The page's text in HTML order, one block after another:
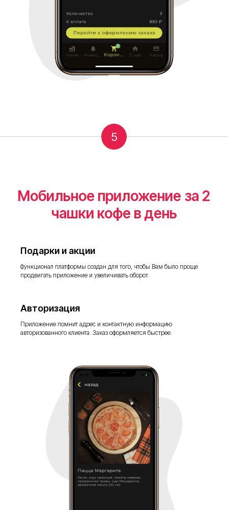
5
Мобильное приложение за 2
чашки кофе в день
Подарки и акции
Функционал платформы создан для того, чтобы Вам было проще
продвигать приложение и увеличивать оборот.
Авторизация
Приложение помнит адрес и контактную информацию
авторизованного клиента. Заказ оформляется быстрее.